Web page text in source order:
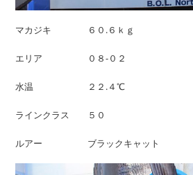
マカジキ ６０.６ｋｇ
エリア ０８-０２
水温 ２２.４℃
ラインクラス ５０
ルアー ブラックキャット